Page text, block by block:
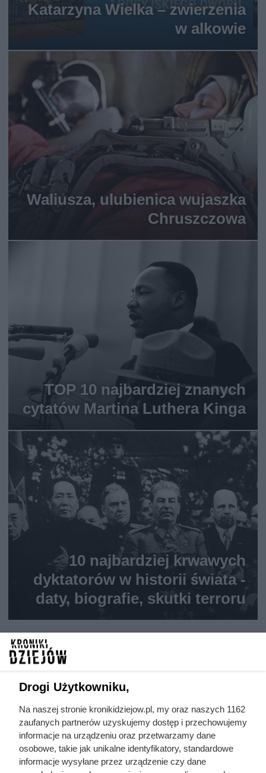
Katarzyna Wielka – zwierzenia
w alkowie
Waliusza, ulubienica wujaszka
Chruszczowa
TOP 10 najbardziej znanych
cytatów Martina Luthera Kinga
10 najbardziej krwawych
dyktatorów w historii świata -
daty, biografie, skutki terroru
Drogi Użytkowniku,
Na naszej stronie kronikidziejow.pl, my oraz naszych 1162
zaufanych partnerów uzyskujemy dostęp i przechowujemy
informacje na urządzeniu oraz przetwarzamy dane
osobowe, takie jak unikalne identyfikatory, standardowe
informacje wysyłane przez urządzenie czy dane